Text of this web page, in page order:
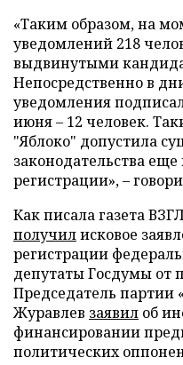
«Таким образом, на
уведомлений 218
выдвинутыми
Непосредственно в
уведомления
июня – 12 человек.
"Яблоко" допустила
законодательства
регистрации», –
Как писала газета
получилисковое
регистрации
депутаты Госдумы от
Председатель партии
Журавлев заявил об
финансировании
политических